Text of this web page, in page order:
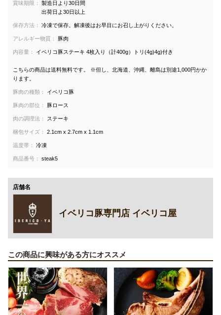
賞味期限：
製造日より30日間
出荷日よ30日以上
保存方法： 冷凍で保存。解凍後はお早目にお召し上がりください。
アレルギー物質： 豚肉
内容量： イベリコ豚ステーキ 4枚入り（計400g）トリ(4g)4g)付き
こちらの商品は送料無料です。 ※但し、北海道、沖縄、離島は別途1,000円かか
ります。
豚肉の種類： イベリコ豚
豚肉の部位： 豚ロース
肉の調理法： ステーキ
梱包サイズ： 2.1cm x 2.7cm x 1.1cm
温度帯： 冷凍
商品番号： steak5
店舗名
イベリコ豚専門店 イベリコ屋
この商品に興味がある方にオススメ